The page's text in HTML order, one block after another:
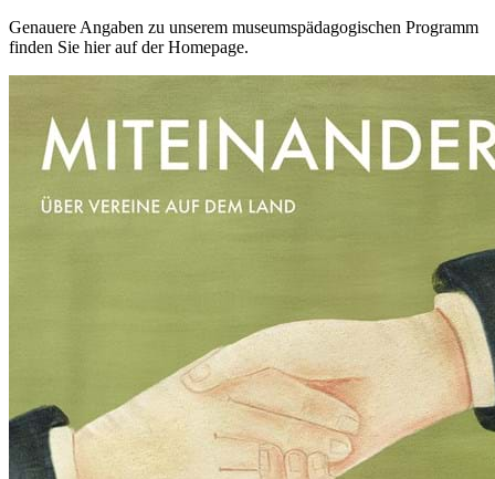
Genauere Angaben zu unserem museumspädagogischen Programm
finden Sie hier auf der Homepage.